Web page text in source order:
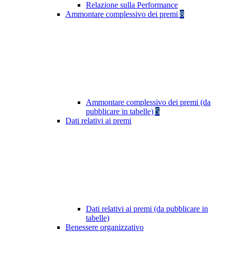
Relazione sulla Performance
Ammontare complessivo dei premi 8
Ammontare complessivo dei premi (da
pubblicare in tabelle) 5
Dati relativi ai premi
Dati relativi ai premi (da pubblicare in
tabelle)
Benessere organizzativo